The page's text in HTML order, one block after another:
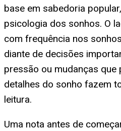
base em sabedoria
psicologia dos sonhos. O
com frequência nos
diante de decisões
pressão ou mudanças
detalhes do sonho fazem
leitura.
Uma nota antes de